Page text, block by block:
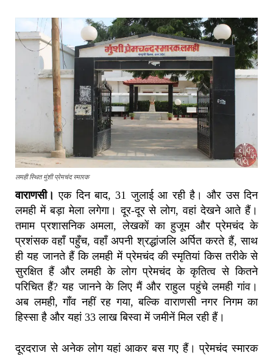
लमही स्थित मुंशी प्रेमचंद स्मारक
वाराणसी। एक दिन बाद, 31 जुलाई आ रही है। और उस दिन
लमही में बड़ा मेला लगेगा। दूर-दूर से लोग, वहां देखने आते हैं।
तमाम प्रशासनिक अमला, लेखकों का हुजूम और प्रेमचंद के
प्रशंसक वहाँ पहुँच, वहाँ अपनी श्रद्धांजलि अर्पित करते हैं, साथ
ही यह जानते हैं कि लमही में प्रेमचंद की स्मृतियां किस तरीके से
सुरक्षित हैं और लमही के लोग प्रेमचंद के कृतित्व से कितने
परिचित हैं? यह जानने के लिए मैं और राहुल पहुंचे लमही गांव।
अब लमही, गाँव नहीं रह गया, बल्कि वाराणसी नगर निगम का
हिस्सा है और यहां 33 लाख बिस्वा में जमीनें मिल रही हैं।
दूरदराज से अनेक लोग यहां आकर बस गए हैं। प्रेमचंद स्मारक